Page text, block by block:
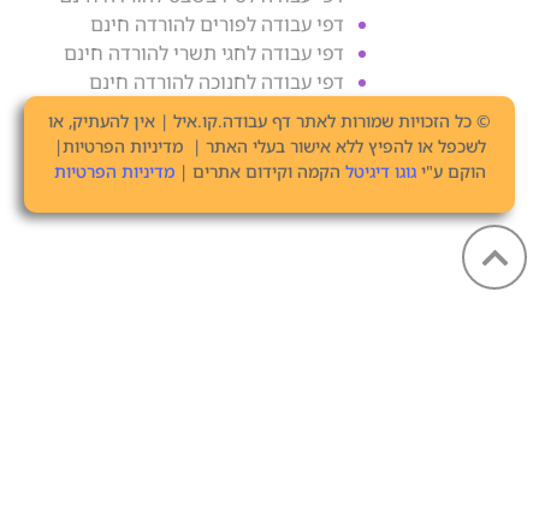
דפי עבודה לפורים להורדה חינם
דפי עבודה לחגי תשרי להורדה חינם
דפי עבודה לחנוכה להורדה חינם
© כל הזכויות שמורות לאתר דף עבודה.קו.איל | אין להעתיק, או
לשכפל או להפיץ ללא אישור בעלי האתר | מדיניות הפרטיות|
הוקם ע"יגוגו דיגיטל הקמה וקידום אתרים |מדיניות הפרטיות